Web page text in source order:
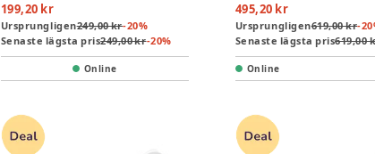
199,20 kr
Ursprungligen249,00 kr-20%
Senaste lägsta pris249,00 kr-20%
Online
495,20 kr
Ursprungligen619,00 kr-20
Senaste lägsta pris619,00
Online